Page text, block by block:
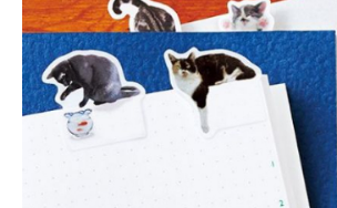
AI活用のいまが分かる
企業ITのトレンドを詳説
経営リーダーのコミュニティ